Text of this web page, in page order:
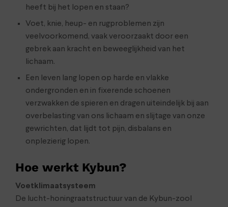
heeft bij het lopen en staan?
Voet, knie, heup- en rugproblemen zijn
veelvoorkomend, vaak veroorzaakt door een
gebrek aan kracht en beweeglijkheid van het
lichaam.
Een leven lang lopen op harde en vlakke
ondergronden en in fixerende schoenen
verzwakken de spieren en dragen uiteindelijk bij aan
overbelasting van ons lichaam en slijtage van onze
gewrichten, dat lijdt tot pijn, disbalans en
onplezierig lopen.
Hoe werkt Kybun?
Voetklimaatsysteem
De lucht-honingraatstructuur van de Kybun-zool